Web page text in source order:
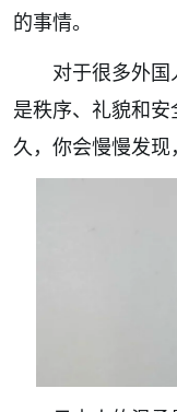
的事情。
对于很多外
是秩序、礼貌和
久，你会慢慢发现